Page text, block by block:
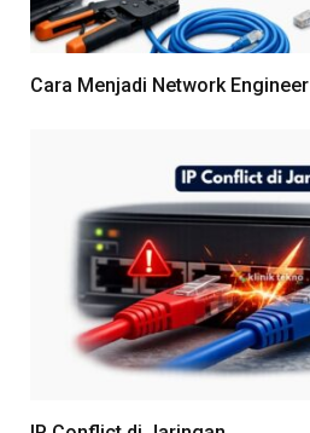
Cara Menjadi Network Engineer